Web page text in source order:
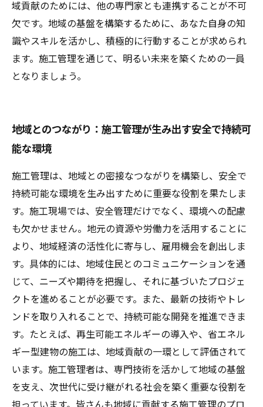
域貢献のためには、他の専門家とも連携することが不可
欠です。地域の基盤を構築するために、あなた自身の知
識やスキルを活かし、積極的に行動することが求められ
ます。施工管理を通じて、明るい未来を築くための一員
となりましょう。
地域とのつながり：施工管理が生み出す安全で持続可
能な環境
施工管理は、地域との密接なつながりを構築し、安全で
持続可能な環境を生み出すために重要な役割を果たしま
す。施工現場では、安全管理だけでなく、環境への配慮
も欠かせません。地元の資源や労働力を活用することに
より、地域経済の活性化に寄与し、雇用機会を創出しま
す。具体的には、地域住民とのコミュニケーションを通
じて、ニーズや期待を把握し、それに基づいたプロジェ
クトを進めることが必要です。また、最新の技術やトレ
ンドを取り入れることで、持続可能な開発を推進できま
す。たとえば、再生可能エネルギーの導入や、省エネル
ギー型建物の施工は、地域貢献の一環として評価されて
います。施工管理者は、専門技術を活かして地域の基盤
を支え、次世代に受け継がれる社会を築く重要な役割を